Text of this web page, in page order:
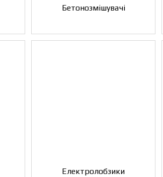
Бетонозмішувачі
Електролобзики